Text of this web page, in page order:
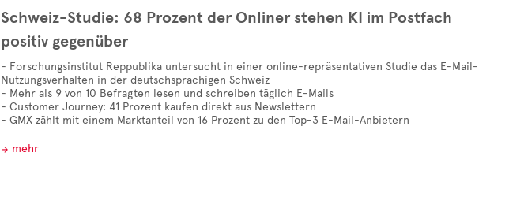
Schweiz-Studie: 68 Prozent der Onliner stehen KI im Postfach
positiv gegenüber
- Forschungsinstitut Reppublika untersucht in einer online-repräsentativen Studie das E-Mail-
Nutzungsverhalten in der deutschsprachigen Schweiz
- Mehr als 9 von 10 Befragten lesen und schreiben täglich E-Mails
- Customer Journey: 41 Prozent kaufen direkt aus Newslettern
- GMX zählt mit einem Marktanteil von 16 Prozent zu den Top-3 E-Mail-Anbietern
mehr